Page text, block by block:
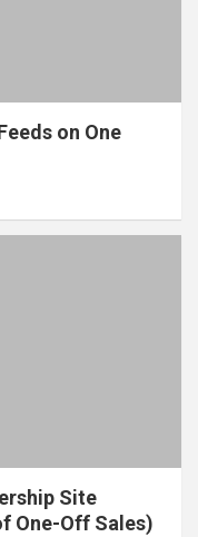
on One
Site
One-Off Sales)